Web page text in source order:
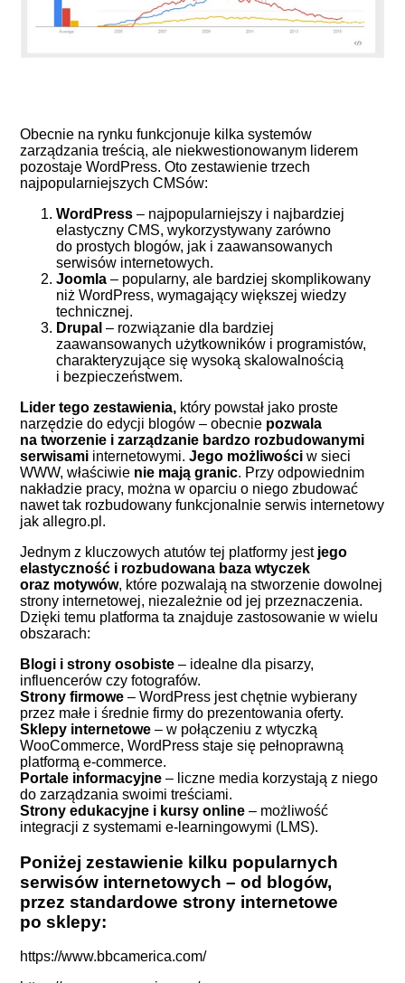
Obecnie na rynku funkcjonuje kilka systemów
zarządzania treścią, ale niekwestionowanym liderem
pozostaje WordPress. Oto zestawienie trzech
najpopularniejszych CMSów:
WordPress – najpopularniejszy i najbardziej
elastyczny CMS, wykorzystywany zarówno
do prostych blogów, jak i zaawansowanych
serwisów internetowych.
Joomla – popularny, ale bardziej skomplikowany
niż WordPress, wymagający większej wiedzy
technicznej.
Drupal – rozwiązanie dla bardziej
zaawansowanych użytkowników i programistów,
charakteryzujące się wysoką skalowalnością
i bezpieczeństwem.
Lider tego zestawienia, który powstał jako proste
narzędzie do edycji blogów – obecnie pozwala
na tworzenie i zarządzanie bardzo rozbudowanymi
serwisami internetowymi.Jego możliwości w sieci
WWW, właściwie nie mają granic. Przy odpowiednim
nakładzie pracy, można w oparciu o niego zbudować
nawet tak rozbudowany funkcjonalnie serwis internetowy
jak allegro.pl.
Jednym z kluczowych atutów tej platformy jest jego
elastyczność i rozbudowana baza wtyczek
oraz motywów, które pozwalają na stworzenie dowolnej
strony internetowej, niezależnie od jej przeznaczenia.
Dzięki temu platforma ta znajduje zastosowanie w wielu
obszarach:
Blogi i strony osobiste – idealne dla pisarzy,
influencerów czy fotografów.
Strony firmowe – WordPress jest chętnie wybierany
przez małe i średnie firmy do prezentowania oferty.
Sklepy internetowe – w połączeniu z wtyczką
WooCommerce, WordPress staje się pełnoprawną
platformą e-commerce.
Portale informacyjne – liczne media korzystają z niego
do zarządzania swoimi treściami.
Strony edukacyjne i kursy online – możliwość
integracji z systemami e-learningowymi (LMS).
Poniżej zestawienie kilku popularnych
serwisów internetowych – od blogów,
przez standardowe strony internetowe
po sklepy:
https://www.bbcamerica.com/